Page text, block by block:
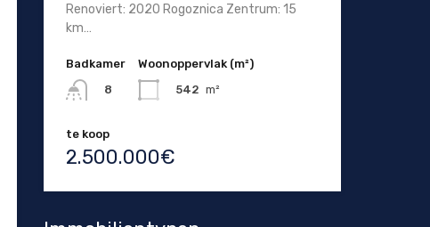
Renoviert: 2020 Rogoznica Zentrum: 15
km…
Badkamer
8
Woonoppervlak (m²)
542 m²
te koop
2.500.000€